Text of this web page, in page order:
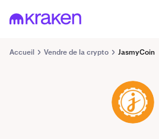
Accueil Vendre de la crypto JasmyCoin
JASMY